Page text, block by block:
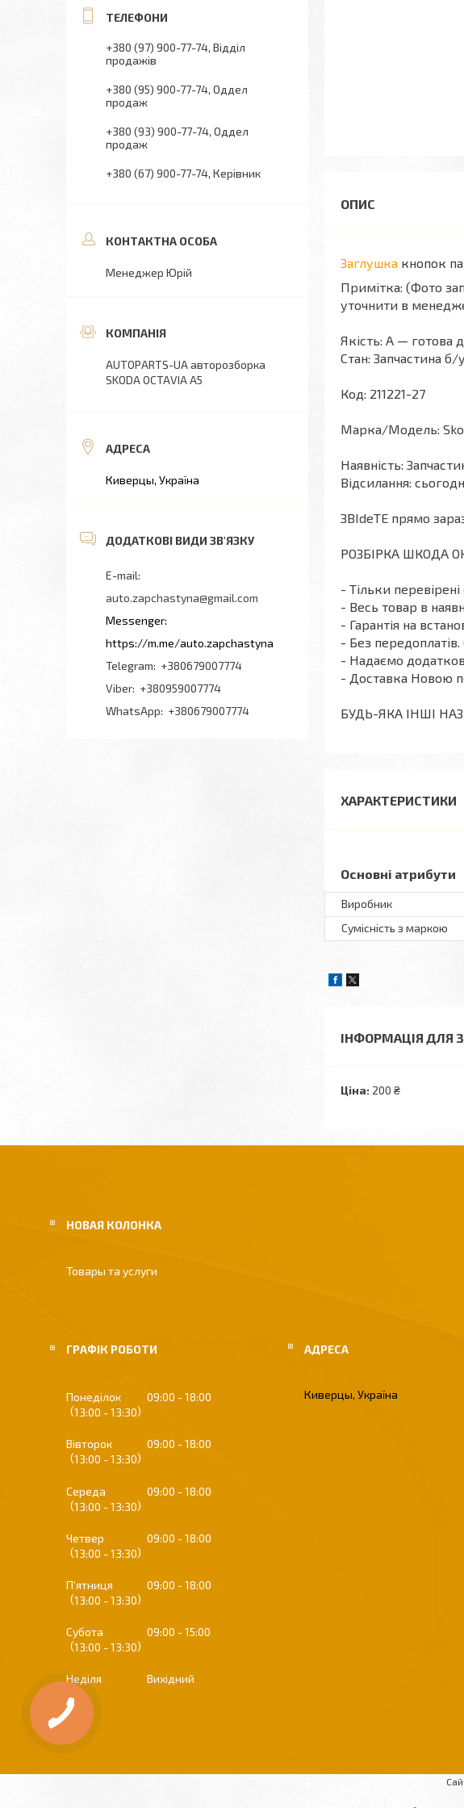
Заглушка кнопок
Примітка: (Фото
уточнити в
Якість: А — готова
Стан: Запчастина
Код: 211221-27
Марка/Модель:
Наявність:
Відсилання:
ЗВІdeТЕ прямо
РОЗБІРКА ШКОДА
- Тільки
- Весь товар в
- Гарантія на
- Без передоплатів.
- Надаємо
- Доставка Новою
БУДЬ-ЯКА ІНШІ
ХАРАКТЕРИСТИКИ
Основні атрибути
Виробник
Сумісність з маркою
ІНФОРМАЦІЯ ДЛЯ
Ціна: 200 ₴
+380 (97) 900-77-74 Відділ
продажів
+380 (95) 900-77-74 Оддел
продаж
+380 (93) 900-77-74 Оддел
продаж
+380 (67) 900-77-74 Керівник
Менеджер Юрій
AUTOPARTS-UA авторозборка
SKODA OCTAVIA A5
Киверцы, Україна
auto.zapchastyna@gmail.com
https://m.me/auto.zapchastyna
+380679007774
+380959007774
+380679007774
НОВАЯ КОЛОНКА
Товары та услуги
ГРАФІК РОБОТИ
Понеділок 09:00
18:00
13:00
13:30
Вівторок 09:00
18:00
13:00
13:30
Середа 09:00
18:00
13:00
13:30
Четвер 09:00
18:00
13:00
13:30
Пʼятниця 09:00
18:00
13:00
13:30
Субота 09:00
15:00
13:00
13:30
Неділя Вихідний
Киверцы, Україна